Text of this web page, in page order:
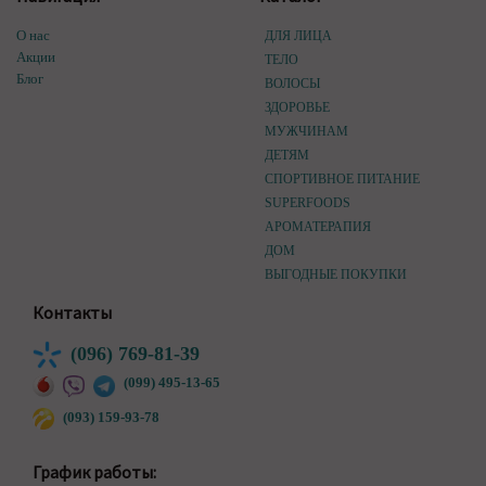
О нас
Акции
Блог
ДЛЯ ЛИЦА
ТЕЛО
ВОЛОСЫ
ЗДОРОВЬЕ
МУЖЧИНАМ
ДЕТЯМ
СПОРТИВНОЕ ПИТАНИЕ
SUPERFOODS
АРОМАТЕРАПИЯ
ДОМ
ВЫГОДНЫЕ ПОКУПКИ
Контакты
(096) 769-81-39
(099) 495-13-65
(093) 159-93-78
График работы: